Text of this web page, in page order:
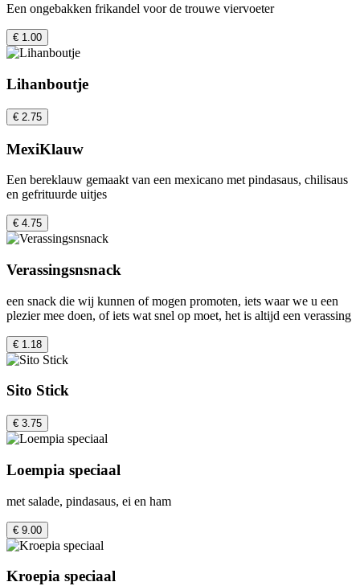
Een ongebakken frikandel voor de trouwe viervoeter
€ 1.00
Lihanboutje
€ 2.75
MexiKlauw
Een bereklauw gemaakt van een mexicano met pindasaus, chilisaus
en gefrituurde uitjes
€ 4.75
Verassingsnsnack
een snack die wij kunnen of mogen promoten, iets waar we u een
plezier mee doen, of iets wat snel op moet, het is altijd een verassing
€ 1.18
Sito Stick
€ 3.75
Loempia speciaal
met salade, pindasaus, ei en ham
€ 9.00
Kroepia speciaal